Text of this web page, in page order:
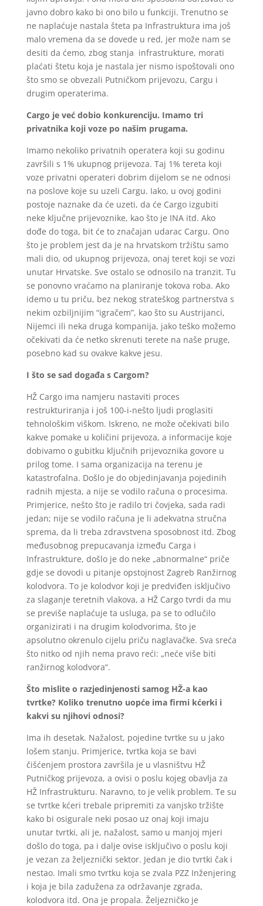
javno dobro kako bi ono bilo u funkciji. Trenutno se
ne naplaćuje nastala šteta pa Infrastruktura ima još
malo vremena da se dovede u red, jer može nam se
desiti da ćemo, zbog stanja infrastrukture, morati
plaćati štetu koja je nastala jer nismo ispoštovali ono
što smo se obvezali Putničkom prijevozu, Cargu i
drugim operaterima.
Cargo je već dobio konkurenciju. Imamo tri
privatnika koji voze po našim prugama.
Imamo nekoliko privatnih operatera koji su godinu
završili s 1% ukupnog prijevoza. Taj 1% tereta koji
voze privatni operateri dobrim dijelom se ne odnosi
na poslove koje su uzeli Cargu. Iako, u ovoj godini
postoje naznake da će uzeti, da će Cargo izgubiti
neke ključne prijevoznike, kao što je INA itd. Ako
dođe do toga, bit će to značajan udarac Cargu. Ono
što je problem jest da je na hrvatskom tržištu samo
mali dio, od ukupnog prijevoza, onaj teret koji se vozi
unutar Hrvatske. Sve ostalo se odnosilo na tranzit. Tu
se ponovno vraćamo na planiranje tokova roba. Ako
idemo u tu priču, bez nekog strateškog partnerstva s
nekim ozbiljnijim “igračem”, kao što su Austrijanci,
Nijemci ili neka druga kompanija, jako teško možemo
očekivati da će netko skrenuti terete na naše pruge,
posebno kad su ovakve kakve jesu.
I što se sad događa s Cargom?
HŽ Cargo ima namjeru nastaviti proces
restrukturiranja i još 100-i-nešto ljudi proglasiti
tehnološkim viškom. Iskreno, ne može očekivati bilo
kakve pomake u količini prijevoza, a informacije koje
dobivamo o gubitku ključnih prijevoznika govore u
prilog tome. I sama organizacija na terenu je
katastrofalna. Došlo je do objedinjavanja pojedinih
radnih mjesta, a nije se vodilo računa o procesima.
Primjerice, nešto što je radilo tri čovjeka, sada radi
jedan; nije se vodilo računa je li adekvatna stručna
sprema, da li treba zdravstvena sposobnost itd. Zbog
međusobnog prepucavanja između Carga i
Infrastrukture, došlo je do neke „abnormalne“ priče
gdje se dovodi u pitanje opstojnost Zagreb Ranžirnog
kolodvora. To je kolodvor koji je predviđen isključivo
za slaganje teretnih vlakova, a HŽ Cargo tvrdi da mu
se previše naplaćuje ta usluga, pa se to odlučilo
organizirati i na drugim kolodvorima, što je
apsolutno okrenulo cijelu priču naglavačke. Sva sreća
što nitko od njih nema pravo reći: „neće više biti
ranžirnog kolodvora“.
Što mislite o razjedinjenosti samog HŽ-a kao
tvrtke? Koliko trenutno uopće ima firmi kćerki i
kakvi su njihovi odnosi?
Ima ih desetak. Nažalost, pojedine tvrtke su u jako
lošem stanju. Primjerice, tvrtka koja se bavi
čišćenjem prostora završila je u vlasništvu HŽ
Putničkog prijevoza, a ovisi o poslu kojeg obavlja za
HŽ Infrastrukturu. Naravno, to je velik problem. Te su
se tvrtke kćeri trebale pripremiti za vanjsko tržište
kako bi osigurale neki posao uz onaj koji imaju
unutar tvrtki, ali je, nažalost, samo u manjoj mjeri
došlo do toga, pa i dalje ovise isključivo o poslu koji
je vezan za željeznički sektor. Jedan je dio tvrtki čak i
nestao. Imali smo tvrtku koja se zvala PZZ Inženjering
i koja je bila zadužena za održavanje zgrada,
kolodvora itd. Ona je propala. Željezničko je